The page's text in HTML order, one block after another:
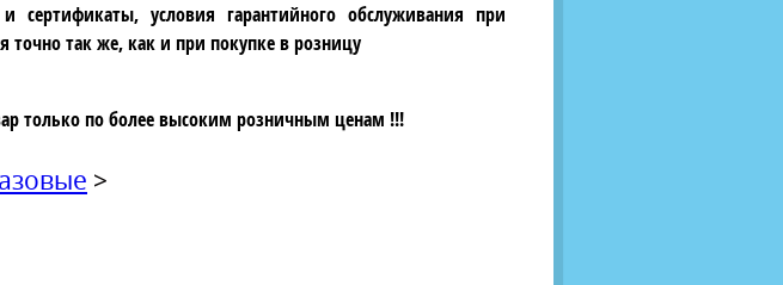
условия гарантийного обслуживания при
так же, как и при покупке в розницу
только по более высоким розничным ценам !!!
>